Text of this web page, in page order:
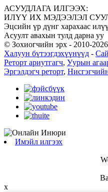
АСУУДЛАГА ИЛГЭЭХ:
ИЛҮҮ ИХ МЭДЭЭЛЭЛ
Эцсийн үр дүнг харахаас
Асуулт авахын тулд дарна уу
© Зохиогчийн эрх - 2010-
Халуун бүтээгдэхүүнүүд -
Реторт ариутгагч, Уурын
Эргэлдэгч реторт,
Имэйл илгээх
x